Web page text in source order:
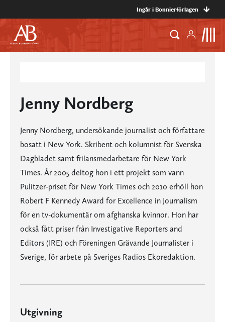
Ingår i Bonnierförlagen
Jenny Nordberg
Jenny Nordberg, undersökande journalist och författare
bosatt i New York. Skribent och kolumnist för Svenska
Dagbladet samt frilansmedarbetare för New York
Times. År 2005 deltog hon i ett projekt som vann
Pulitzer-priset för New York Times och 2010 erhöll hon
Robert F Kennedy Award for Excellence in Journalism
för en tv-dokumentär om afghanska kvinnor. Hon har
också fått priser från Investigative Reporters and
Editors (IRE) och Föreningen Grävande Journalister i
Sverige, för arbete på Sveriges Radios Ekoredaktion.
Utgivning